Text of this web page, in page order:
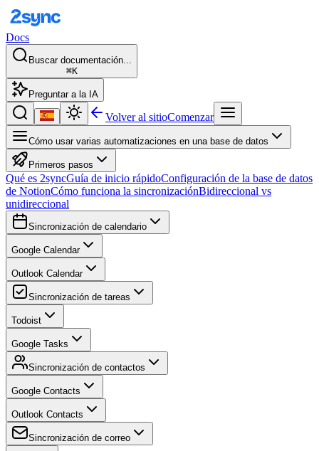
Docs
Buscar documentación...
⌘K
Preguntar a la IA
Volver al sitioComenzar
Cómo usar varias automatizaciones en una base de datos
Primeros pasos
Qué es 2syncGuía de inicio rápidoConfiguración de la base de datos
de NotionCómo funciona la sincronizaciónBidireccional vs
unidireccional
Sincronización de calendario
Google Calendar
Outlook Calendar
Sincronización de tareas
Todoist
Google Tasks
Sincronización de contactos
Google Contacts
Outlook Contacts
Sincronización de correo